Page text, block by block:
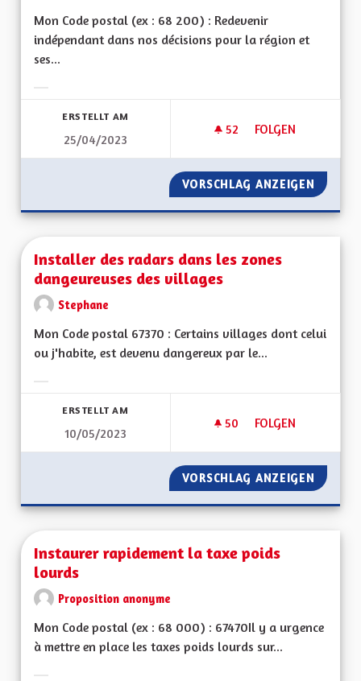
Mon Code postal (ex : 68 200) : Redevenir
indépendant dans nos décisions pour la région et
ses...
ERSTELLT AM
25/04/2023
52 52 FOLLOWER
FOLGEN
INDÉPENDANCES
VORSCHLAG ANZEIGEN
Installer des radars dans les zones
dangeureuses des villages
Stephane
Mon Code postal 67370 : Certains villages dont celui
ou j'habite, est devenu dangereux par le...
ERSTELLT AM
10/05/2023
50 50 FOLLOWER
FOLGEN
INSTALLER DES
VORSCHLAG ANZEIGEN
Instaurer rapidement la taxe poids
lourds
Proposition anonyme
Mon Code postal (ex : 68 000) : 67470Il y a urgence
à mettre en place les taxes poids lourds sur...